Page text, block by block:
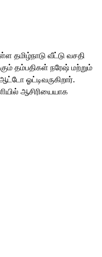
வீட்டு வசதி
தம்பதிகள் நரேஷ் மற்றும்
ஓட்டிவருகிறார்.
ஆசிரியையாக